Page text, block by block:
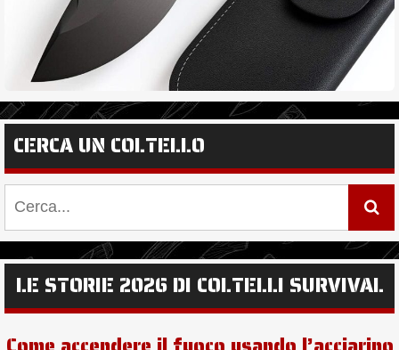
CERCA UN COLTELLO
LE STORIE 2026 DI COLTELLI SURVIVAL